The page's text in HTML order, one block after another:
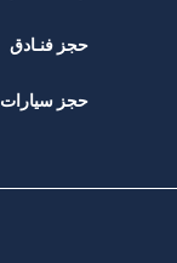
حجز فنـادق
حجز سيارات